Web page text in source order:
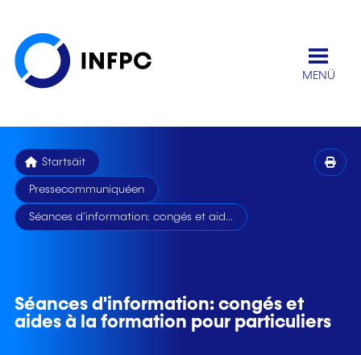
MENÜ
Startsäit
Pressecommuniquéen
Séances d'information: congés et aid...
Séances d'information: congés et
aides à la formation pour particuliers